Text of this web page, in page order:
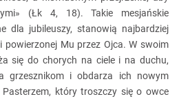
(Łk 4, 18). Takie mesjańskie
dla jubileuszy, stanowią najbardziej
Mu przez Ojca. W swoim
się do chorych na ciele i na duchu,
grzesznikom i obdarza ich nowym
który troszczy się o owce